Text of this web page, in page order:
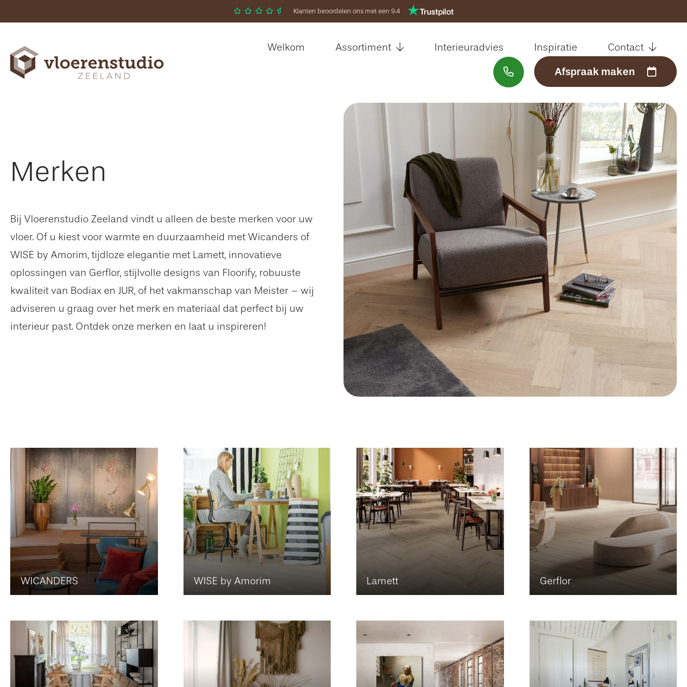
Welkom
Assortiment
Interieuradvies
Inspiratie
Contact
Klanten beoordelen ons met een 9.4
Welkom Assortiment Interieuradvies Inspiratie Contact
Afspraak maken
Merken
Bij Vloerenstudio Zeeland vindt u alleen de beste merken voor uw
vloer. Of u kiest voor warmte en duurzaamheid met Wicanders of
WISE by Amorim, tijdloze elegantie met Lamett, innovatieve
oplossingen van Gerflor, stijlvolle designs van Floorify, robuuste
kwaliteit van Bodiax en JUR, of het vakmanschap van Meister – wij
adviseren u graag over het merk en materiaal dat perfect bij uw
interieur past. Ontdek onze merken en laat u inspireren!
WICANDERS WISE by Amorim Lamett Gerflor